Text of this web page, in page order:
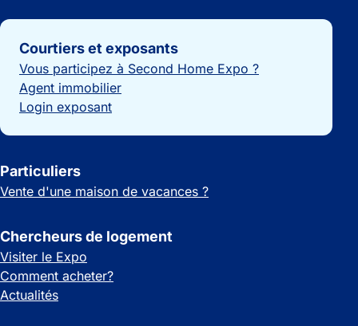
Liens importants
Courtiers et exposants
Vous participez à Second Home Expo ?
Agent immobilier
Login exposant
Particuliers
Vente d'une maison de vacances ?
Chercheurs de logement
Visiter le Expo
Comment acheter?
Actualités